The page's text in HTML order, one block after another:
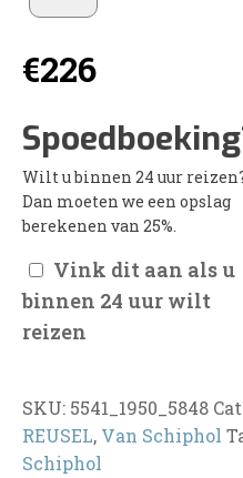
€226
Wilt u binnen 24 uur
Dan moeten we een opslag
berekenen van 25%.
Vink dit aan als u
binnen 24 uur wilt
reizen
SKU: 5541_1950_5848
REUSEL, Van Schiphol
Schiphol